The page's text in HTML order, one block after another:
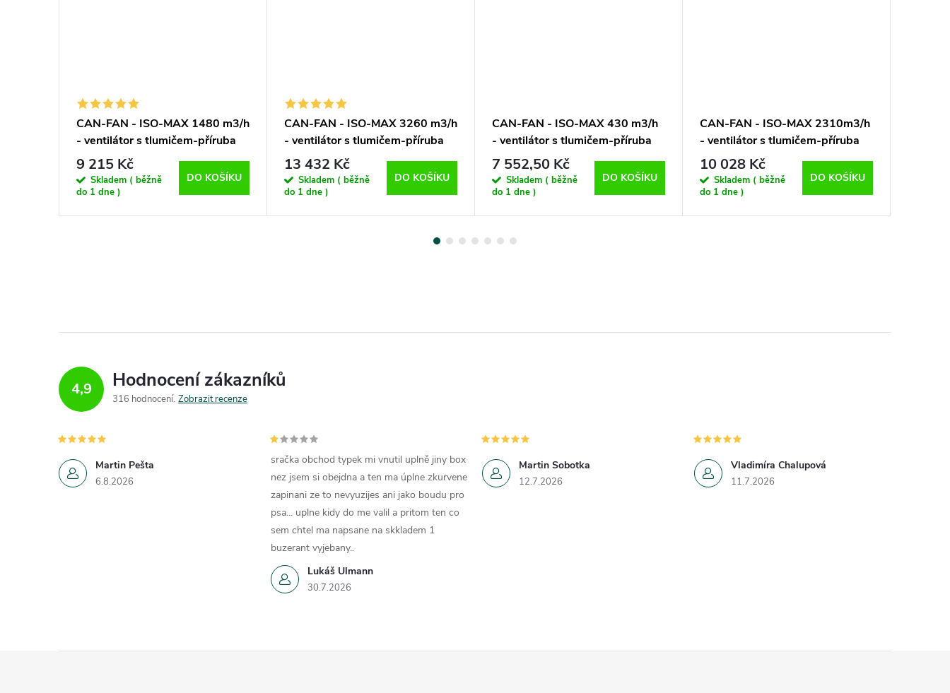
CAN-FAN - ISO-MAX 1480 m3/h
- ventilátor s tlumičem-příruba
250 mm
9 215 Kč
Skladem ( běžně
do 1 dne )
DO KOŠÍKU
CAN-FAN - ISO-MAX 3260 m3/h
- ventilátor s tlumičem-příruba
315 mm
13 432 Kč
Skladem ( běžně
do 1 dne )
DO KOŠÍKU
CAN-FAN - ISO-MAX 430 m3/h
- ventilátor s tlumičem-příruba
160 mm-3rychlostní
7 552,50 Kč
Skladem ( běžně
do 1 dne )
DO KOŠÍKU
CAN-FAN - ISO-MAX 2310m3/h
- ventilátor s tlumičem-příruba
250mm
10 028 Kč
Skladem ( běžně
do 1 dne )
DO KOŠÍKU
4,9 Hodnocení zákazníků
316 hodnocení Zobrazit recenze
Martin Pešta
6.8.2026
Lukáš Ulmann
30.7.2026
sračka obchod typek mi vnutil uplně jiny box
nez jsem si obejdna a ten ma úplne zkurvene
zapinani ze to nevyuzijes ani jako boudu pro
psa... uplne kidy do me valil a pritom ten co
sem chtel ma napsane na skkladem 1
buzerant vyjebany..
Martin Sobotka
12.7.2026
Vladimíra Chalupová
11.7.2026